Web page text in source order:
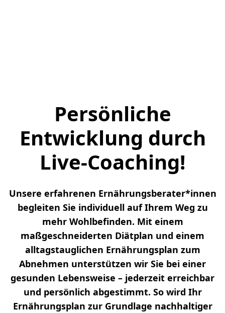
Persönliche
Entwicklung durch
Live-Coaching!
Unsere erfahrenen Ernährungsberater*innen
begleiten Sie individuell auf Ihrem Weg zu
mehr Wohlbefinden. Mit einem
maßgeschneiderten Diätplan und einem
alltagstauglichen Ernährungsplan zum
Abnehmen unterstützen wir Sie bei einer
gesunden Lebensweise – jederzeit erreichbar
und persönlich abgestimmt. So wird Ihr
Ernährungsplan zur Grundlage nachhaltiger